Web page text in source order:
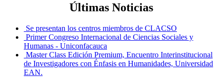
Últimas Noticias
Se presentan los centros miembros de CLACSO
Primer Congreso Internacional de Ciencias Sociales y
Humanas - Uniconfacauca
Master Class Edición Premium, Encuentro Interinstitucional
de Investigadores con Énfasis en Humanidades, Universidad
EAN.